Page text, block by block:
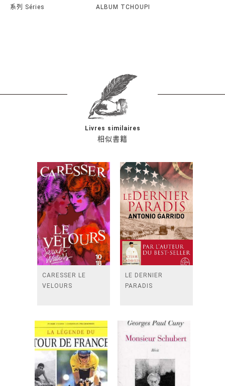
系列 Séries
ALBUM TCHOUPI
相似書籍
Livres similaires
CARESSER LE
VELOURS
LE DERNIER
PARADIS